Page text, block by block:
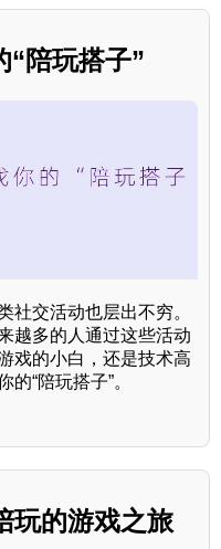
“陪玩搭子”
社交活动也层出不穷。
越多的人通过这些活动
戏的小白，还是技术高
“陪玩搭子”。
的游戏之旅